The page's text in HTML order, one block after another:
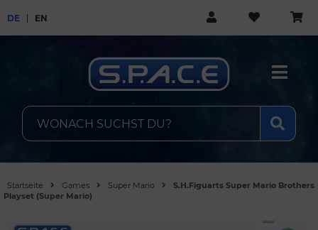
DE EN
Startseite Games Super Mario
S.H.Figuarts Super Mario Brothers
Playset (Super Mario)